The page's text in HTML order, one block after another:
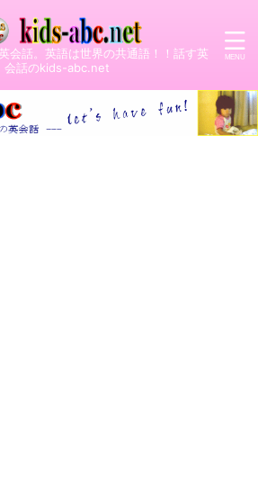
会話。英語は世界の共通語！！話す英
会話のkids-abc.net